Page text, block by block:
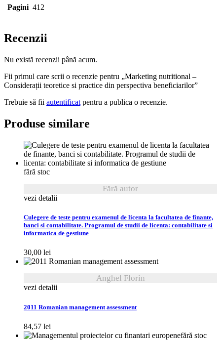
Pagini 412
Recenzii
Nu există recenzii până acum.
Fii primul care scrii o recenzie pentru „Marketing nutritional –
Considerații teoretice si practice din perspectiva beneficiarilor”
Trebuie să fii autentificat pentru a publica o recenzie.
Produse similare
fără stoc
Fără autor
vezi detalii
Culegere de teste pentru examenul de licenta la facultatea de finante,
banci si contabilitate. Programul de studii de licenta: contabilitate si
informatica de gestiune
30,00 lei
Anghel Florin
vezi detalii
2011 Romanian management assessment
84,57 lei
fără stoc